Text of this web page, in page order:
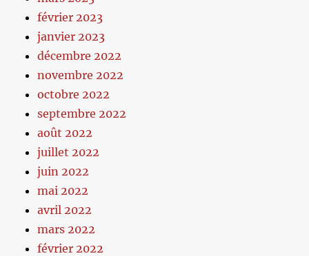
février 2023
janvier 2023
décembre 2022
novembre 2022
octobre 2022
septembre 2022
août 2022
juillet 2022
juin 2022
mai 2022
avril 2022
mars 2022
février 2022